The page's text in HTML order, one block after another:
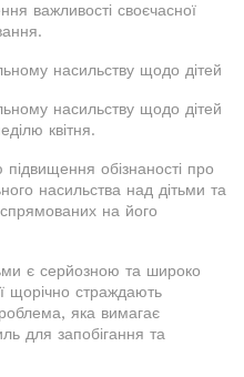
важливості своєчасної
насильству щодо дітей
насильству щодо дітей
квітня.
обізнаності про
насильства над дітьми та
спрямованих на його
є серйозною та широко
щорічно страждають
яка вимагає
для запобігання та